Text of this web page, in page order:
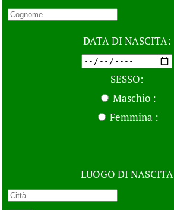
DATA DI NASCITA
SESSO
Maschio
Femmina
LUOGO DI NASCITA